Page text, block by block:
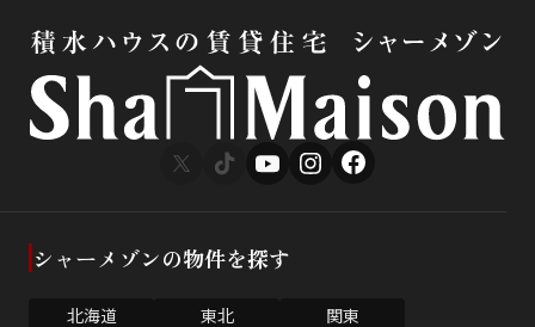
シャーメゾンの物件を探す
北海道 東北
関東